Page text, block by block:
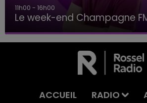
11h00 - 16h00
Le week-end Champagne
ACCUEIL RADIO